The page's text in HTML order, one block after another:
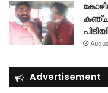
Advertisement